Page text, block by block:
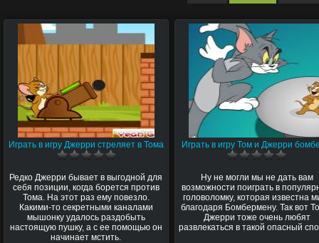
Играть в игру Джерри стреляет в Тома
Редко Джерри бывает в выгодной для
себя позиции, когда борется против
Тома. На этот раз ему повезло.
Какими-то секретными каналами
мышонку удалось раздобыть
настоящую пушку, а с ее помощью он
начинает мстить.
Играть в игру Том и Джерри
Ну не могли мы не дать вам
возможности поиграть в
головоломку, которая известна
благодаря Бомбермену. Так вот
Джерри тоже очень любят
развлекаться в такой опасный